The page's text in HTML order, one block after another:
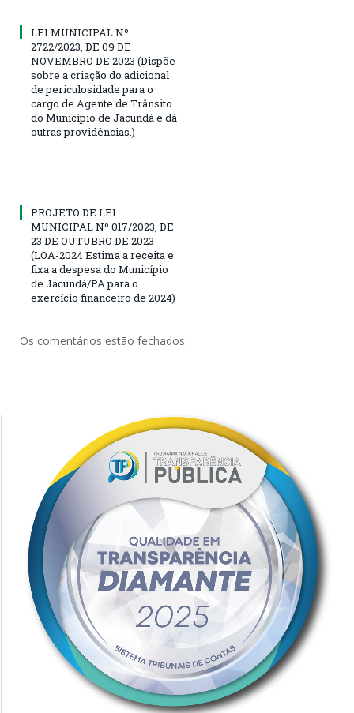
LEI MUNICIPAL Nº
2722/2023, DE 09 DE
NOVEMBRO DE 2023 (Dispõe
sobre a criação do adicional
de periculosidade para o
cargo de Agente de Trânsito
do Município de Jacundá e dá
outras providências.)
PROJETO DE LEI
MUNICIPAL Nº 017/2023, DE
23 DE OUTUBRO DE 2023
(LOA-2024 Estima a receita e
fixa a despesa do Município
de Jacundá/PA para o
exercício financeiro de 2024)
Os comentários estão fechados.